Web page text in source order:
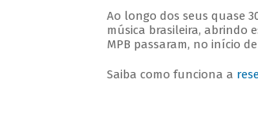
Ao longo dos seus quase
música brasileira, abrindo
MPB passaram, no início
Saiba como funciona a